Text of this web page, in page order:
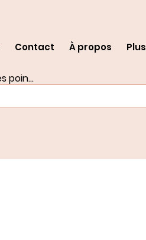
Contact À propos Plus
Voir les points